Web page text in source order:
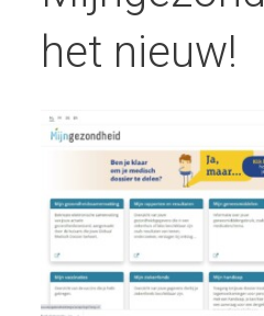
het nieuw!